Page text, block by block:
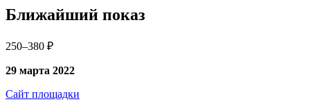
Ближайший показ
250–380 ₽
29 марта 2022
Сайт площадки